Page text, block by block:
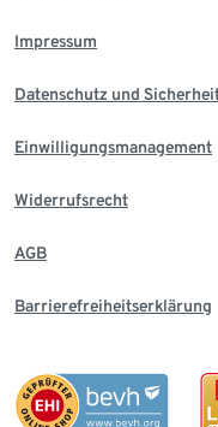
Impressum
Datenschutz und
Einwilligungsmanagement
Widerrufsrecht
AGB
Barrierefreiheitserklärung